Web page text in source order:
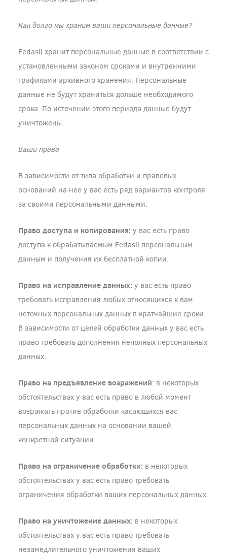
Как долго мы храним ваши персональные данные?
Fedasil хранит персональные данные в соответствии с
установленными законом сроками и внутренними
графиками архивного хранения. Персональные
данные не будут храниться дольше необходимого
срока. По истечении этого периода данные будут
уничтожены.
Ваши права
В зависимости от типа обработки и правовых
оснований на нее у вас есть ряд вариантов контроля
за своими персональными данными:
Право доступа и копирования: у вас есть право
доступа к обрабатываемым Fedasil персональным
данным и получения их бесплатной копии.
Право на исправление данных: у вас есть право
требовать исправления любых относящихся к вам
неточных персональных данных в кратчайшие сроки.
В зависимости от целей обработки данных у вас есть
право требовать дополнения неполных персональных
данных.
Право на предъявление возражений: в некоторых
обстоятельствах у вас есть право в любой момент
возражать против обработки касающихся вас
персональных данных на основании вашей
конкретной ситуации.
Право на ограничение обработки: в некоторых
обстоятельствах у вас есть право требовать
ограничения обработки ваших персональных данных.
Право на уничтожение данных: в некоторых
обстоятельствах у вас есть право требовать
незамедлительного уничтожения ваших